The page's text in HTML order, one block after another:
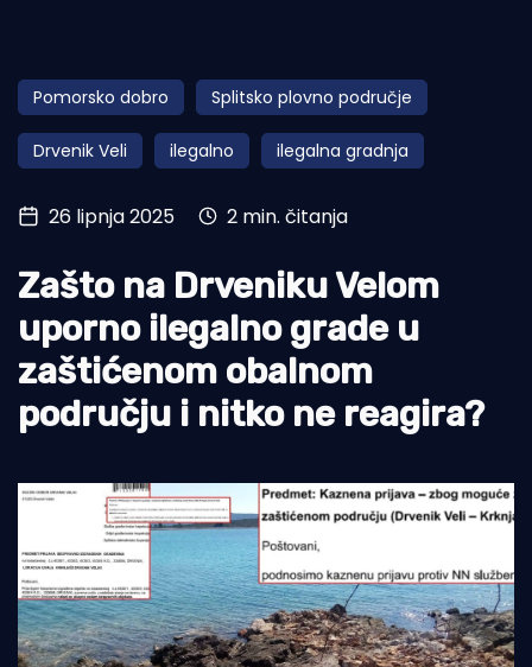
Obala
Otoci
Turizam i nautika
Pomorstvo
Ribolov
Tradicija i kultura
Pomorsko dobro Splitsko plovno područje
Drvenik Veli ilegalno ilegalna gradnja
26 lipnja 2025 2 min. čitanja
Zašto na Drveniku Velom
uporno ilegalno grade u
zaštićenom obalnom
području i nitko ne reagira?